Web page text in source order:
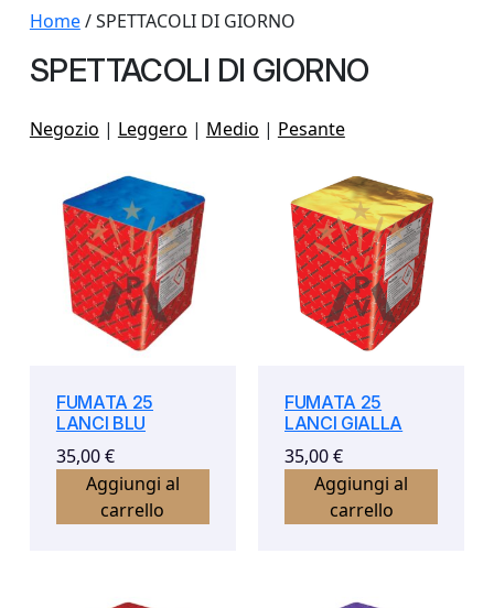
Home/ SPETTACOLI DI GIORNO
SPETTACOLI DI GIORNO
Negozio | Leggero | Medio | Pesante
FUMATA 25
LANCI BLU
35,00€
Aggiungi al
carrello
FUMATA 25
LANCI GIALLA
35,00€
Aggiungi al
carrello